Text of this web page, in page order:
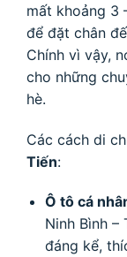
mất khoảng 3
để đặt chân
Chính vì vậy,
cho những
hè.
Các cách di
Tiến:
Ô tô cá
Ninh Bình
đáng kể,